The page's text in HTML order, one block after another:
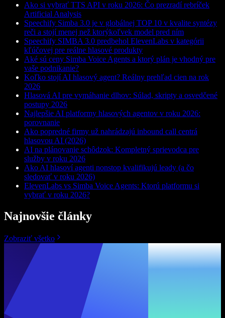
Ako si vybrať TTS API v roku 2026: Čo prezradí rebríček
Artificial Analysis
Speechify Simba 3.0 je v globálnej TOP 10 v kvalite syntézy
reči a stojí menej než ktorýkoľvek model pred ním
Speechify SIMBA 3.0 predbehol ElevenLabs v kategórii
kľúčovej pre reálne hlasové produkty
Aké sú ceny Simba Voice Agents a ktorý plán je vhodný pre
vaše podnikanie?
Koľko stojí AI hlasový agent? Reálny prehľad cien na rok
2026
Hlasová AI pre vymáhanie dlhov: Súlad, skripty a osvedčené
postupy 2026
Najlepšie AI platformy hlasových agentov v roku 2026:
porovnanie
Ako popredné firmy už nahrádzajú inbound call centrá
hlasovou AI (2026)
AI na plánovanie schôdzok: Kompletný sprievodca pre
služby v roku 2026
Ako AI hlasoví agenti nonstop kvalifikujú leady (a čo
sledovať v roku 2026)
ElevenLabs vs Simba Voice Agents: Ktorú platformu si
vybrať v roku 2026?
Najnovšie články
Zobraziť všetko